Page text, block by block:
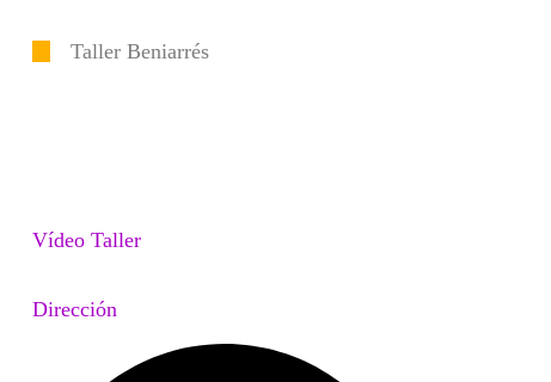
Taller Beniarrés
Vídeo Taller
Dirección